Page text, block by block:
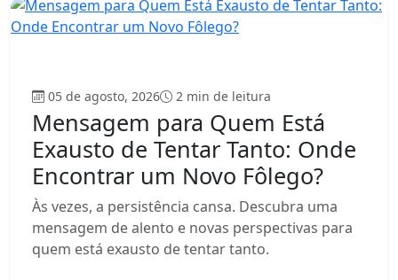
05 de agosto, 2026 2 min de leitura
Mensagem para Quem Está
Exausto de Tentar Tanto: Onde
Encontrar um Novo Fôlego?
Às vezes, a persistência cansa. Descubra uma
mensagem de alento e novas perspectivas para
quem está exausto de tentar tanto.